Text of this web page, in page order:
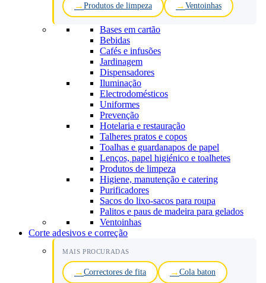
Produtos de limpeza Ventoinhas
Bases em cartão
Bebidas
Cafés e infusões
Jardinagem
Dispensadores
Iluminação
Electrodomésticos
Uniformes
Prevenção
Hotelaria e restauração
Talheres pratos e copos
Toalhas e guardanapos de papel
Lenços, papel higiénico e toalhetes
Produtos de limpeza
Higiene, manutenção e catering
Purificadores
Sacos do lixo-sacos para roupa
Palitos e paus de madeira para gelados
Ventoinhas
Corte adesivos e correção
MAIS PROCURADAS
Correctores de fita Cola baton